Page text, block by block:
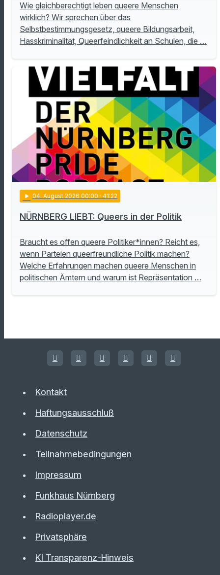
Wie gleichberechtigt leben queere Menschen
wirklich? Wir sprechen über das
Selbstbestimmungsgesetz, queere Bildungsarbeit,
Hasskriminalität, Queerfeindlichkeit an Schulen, die …
play_arrow 04. August 2026 00:00 · 41:22
NÜRNBERG LIEBT: Queers in der Politik
Braucht es offen queere Politiker*innen? Reicht es,
wenn Parteien queerfreundliche Politik machen?
Welche Erfahrungen machen queere Menschen in
politischen Ämtern und warum ist Repräsentation …
Kontakt
Haftungsausschluß
Datenschutz
Teilnahmebedingungen
Impressum
Funkhaus Nürnberg
Radioplayer.de
Privatsphäre
KI Transparenz-Hinweis